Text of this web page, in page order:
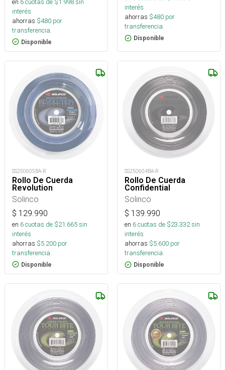
interés
ahorras $480 por
transferencia.
Disponible
interés
ahorras $480 por
transferencia.
Disponible
SS250605BA-R
Rollo De Cuerda
Revolution
Solinco
$ 129.990
en 6cuotas de $21.665sin
interés
ahorras $5.200 por
transferencia.
Disponible
SS250604BA-R
Rollo De Cuerda
Confidential
Solinco
$ 139.990
en 6cuotas de $23.332sin
interés
ahorras $5.600 por
transferencia.
Disponible